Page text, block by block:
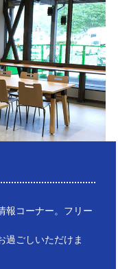
報コーナー。フリー
過ごしいただけま